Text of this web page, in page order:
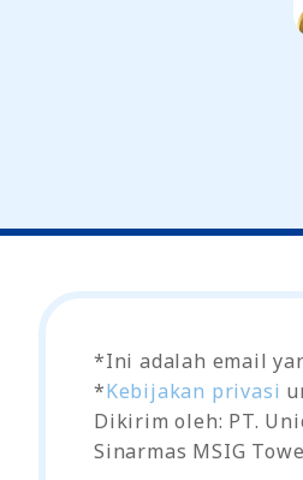
*Ini adalah email
*Kebijakan privasi
Dikirim oleh: PT.
Sinarmas MSIG